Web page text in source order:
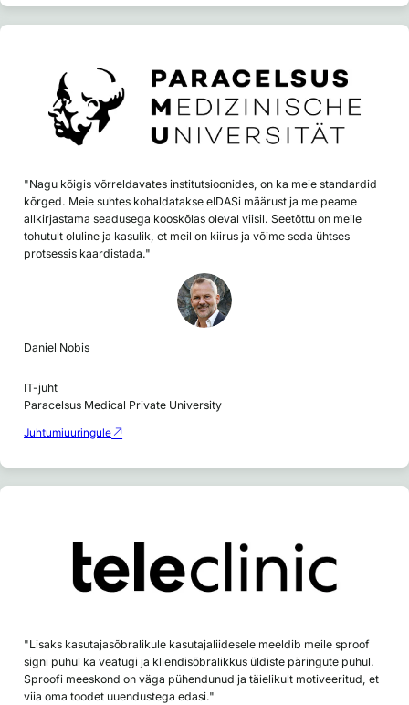
"Nagu kõigis võrreldavates institutsioonides, on ka meie standardid
kõrged. Meie suhtes kohaldatakse eIDASi määrust ja me peame
allkirjastama seadusega kooskõlas oleval viisil. Seetõttu on meile
tohutult oluline ja kasulik, et meil on kiirus ja võime seda ühtses
protsessis kaardistada."
Daniel Nobis
IT-juht
Paracelsus Medical Private University
Juhtumiuuringule
"Lisaks kasutajasõbralikule kasutajaliidesele meeldib meile sproof
signi puhul ka veatugi ja kliendisõbralikkus üldiste päringute puhul.
Sproofi meeskond on väga pühendunud ja täielikult motiveeritud, et
viia oma toodet uuendustega edasi."